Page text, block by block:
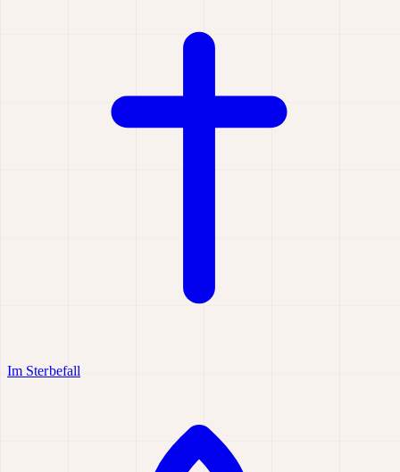
Im Sterbefall